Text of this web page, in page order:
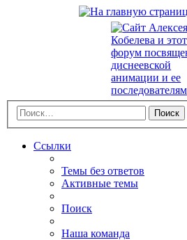
Поиск
Ссылки
Темы без ответов
Активные темы
Поиск
Наша команда